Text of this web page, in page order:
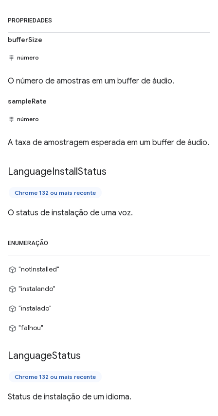
PROPRIEDADES
bufferSize
número
O número de amostras em um buffer de áudio.
sampleRate
número
A taxa de amostragem esperada em um buffer de áudio.
LanguageInstallStatus
Chrome 132 ou mais recente
O status de instalação de uma voz.
ENUMERAÇÃO
"notInstalled"
"instalando"
"instalado"
"falhou"
LanguageStatus
Chrome 132 ou mais recente
Status de instalação de um idioma.